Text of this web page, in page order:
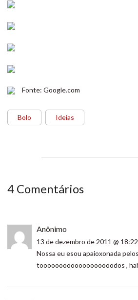
Fonte: Google.com
Bolo Ideias
4 Comentários
Anônimo
13 de dezembro de 2011 @ 18:22
Nossa eu esou apaioxonada
tooooooooooooooooooodos ,